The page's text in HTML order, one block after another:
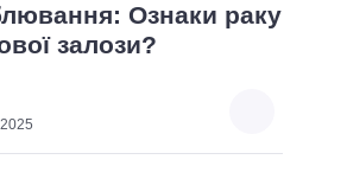
Ознаки раку
залози?